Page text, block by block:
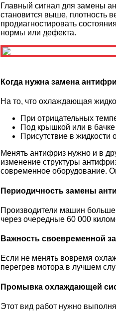
Главный сигнал для замены
становится выше, плотность
продиагностировать
нормы или дефекта.
Когда нужна замена
На то, что охлаждающая
При отрицательных
Под крышкой или в
Присутствие в жидкости
Менять антифриз нужно и в
изменение структуры
современное оборудование.
Периодичность замены
Производители машин
через очередные 60 000
Важность своевременной
Если не менять вовремя
перегрев мотора в лучшем
Промывка охлаждающей
Этот вид работ нужно